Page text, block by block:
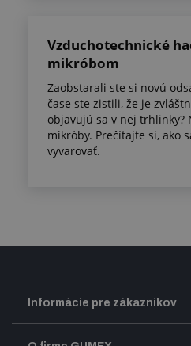
Vzduchotechnické
mikróbom
Zaobstarali ste si novú
čase ste zistili, že je
objavujú sa v nej trhlinky?
mikróby. Prečítajte si, ako
vyvarovať.
Informácie pre zákazníkov
Doprava a zasielanie tovaru